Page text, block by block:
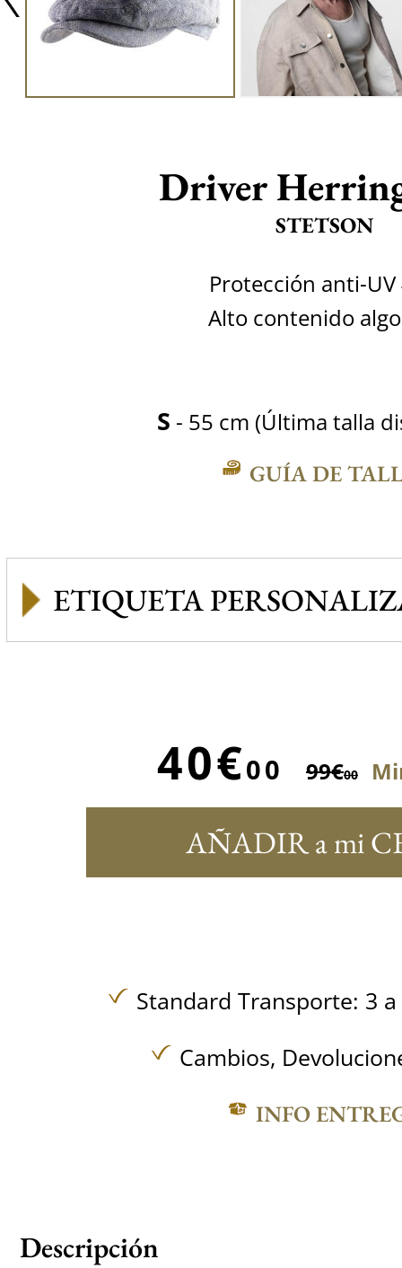
Driver
STETSON
Protección anti-UV
Alto contenido
S - 55 cm (Última talla
GUÍA DE
ETIQUETA
40€00 99€00
AÑADIR a mi
Standard Transporte: 3
Cambios,
INFO
Descripción